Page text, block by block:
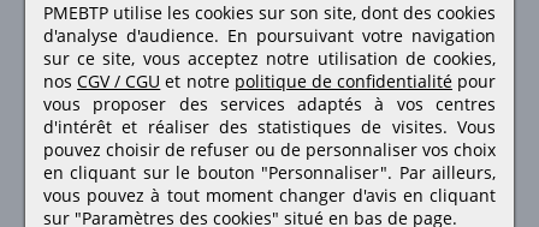
Retrouvez-nous sur les réseaux sociaux
PMEBTP utilise les cookies sur son site, dont des cookies
d'analyse d'audience. En poursuivant votre navigation
sur ce site, vous acceptez notre utilisation de cookies,
nos CGV / CGU et notre politique de confidentialité pour
vous proposer des services adaptés à vos centres
d'intérêt et réaliser des statistiques de visites.Vous
pouvez choisir de refuser ou de personnaliser vos choix
en cliquant sur le bouton "Personnaliser". Par ailleurs,
vous pouvez à tout moment changer d'avis en cliquant
sur "Paramètres des cookies" situé en bas de page.